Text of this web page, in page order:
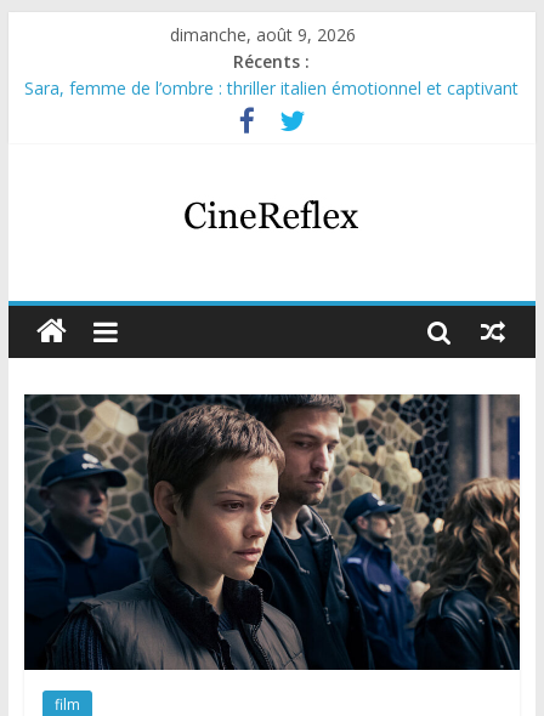
dimanche, août 9, 2026
Récents :
Sara, femme de l’ombre : thriller italien émotionnel et captivant
Journal d’une fille larguée : nouvelle série suédoise sur Netflix
Aema : mini-série sur le tournage d’un film érotique devenu
Glass Heart : excellente série musicale avec Takeru Satō
Olympo, saison 1 : nouvelle série qui séduira les fans de
film